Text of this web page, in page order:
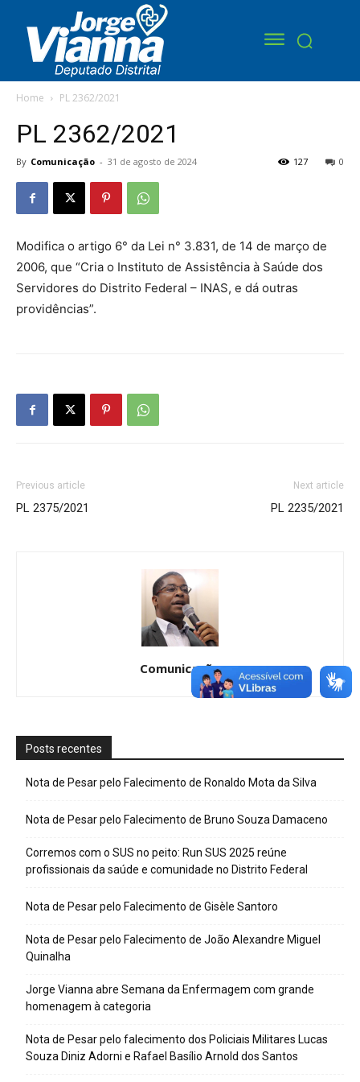
Home PL 2362/2021
PL 2362/2021
By Comunicação - 31 de agosto de 2024 0
127
Modifica o artigo 6° da Lei n° 3.831, de 14 de março de
2006, que “Cria o Instituto de Assistência à Saúde dos
Servidores do Distrito Federal – INAS, e dá outras
providências”.
Previous article
PL 2375/2021
Next article
PL 2235/2021
Comunicação
Posts recentes
Nota de Pesar pelo Falecimento de Ronaldo Mota da Silva
Nota de Pesar pelo Falecimento de Bruno Souza Damaceno
Corremos com o SUS no peito: Run SUS 2025 reúne
profissionais da saúde e comunidade no Distrito Federal
Nota de Pesar pelo Falecimento de Gisèle Santoro
Nota de Pesar pelo Falecimento de João Alexandre Miguel
Quinalha
Jorge Vianna abre Semana da Enfermagem com grande
homenagem à categoria
Nota de Pesar pelo falecimento dos Policiais Militares Lucas
Souza Diniz Adorni e Rafael Basílio Arnold dos Santos